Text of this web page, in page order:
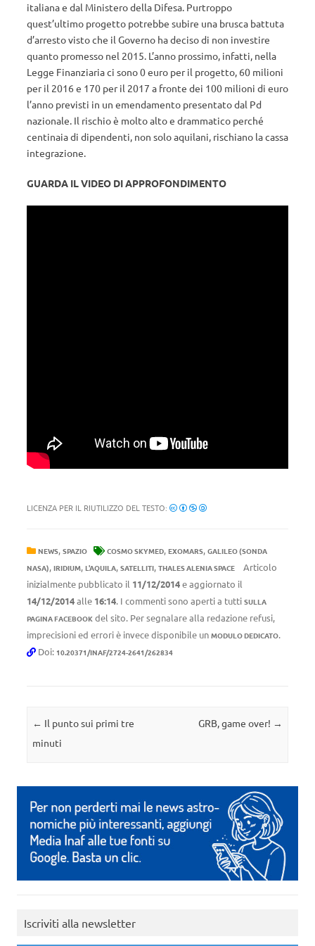
italiana e dal Ministero della Difesa. Purtroppo
quest’ultimo progetto potrebbe subire una brusca battuta
d’arresto visto che il Governo ha deciso di non investire
quanto promesso nel 2015. L’anno prossimo, infatti, nella
Legge Finanziaria ci sono 0 euro per il progetto, 60 milioni
per il 2016 e 170 per il 2017 a fronte dei 100 milioni di euro
l’anno previsti in un emendamento presentato dal Pd
nazionale. Il rischio è molto alto e drammatico perché
centinaia di dipendenti, non solo aquilani, rischiano la cassa
integrazione.
GUARDA IL VIDEO DI APPROFONDIMENTO
LICENZA PER IL RIUTILIZZO DEL TESTO:
NEWS, SPAZIO COSMO SKYMED, EXOMARS, GALILEO (SONDA
NASA), IRIDIUM, L'AQUILA, SATELLITI, THALES ALENIA SPACE
Articolo
inizialmente pubblicato il 11/12/2014e aggiornato il
14/12/2014alle 16:14. I commenti sono aperti a tutti SULLA
PAGINA FACEBOOK del sito. Per segnalare alla redazione refusi,
imprecisioni ed errori è invece disponibile un MODULO DEDICATO.
Doi: 10.20371/INAF/2724-2641/262834
Navigazione articolo
← Il punto sui primi tre
minuti
GRB, game over! →
Iscriviti alla newsletter